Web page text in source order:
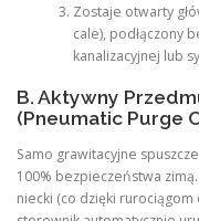
Zostaje otwarty
cale), podłączony
kanalizacyjnej lub
B. Aktywny
(Pneumatic Purge
Samo grawitacyjne
100% bezpieczeństwa
niecki (co dzięki rurociągom